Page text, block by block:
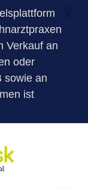
Verkauf an
oder
sowie an
ist